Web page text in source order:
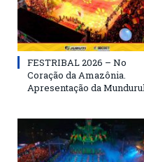
FESTRIBAL 2026 – No
Coração da Amazônia.
Apresentação da